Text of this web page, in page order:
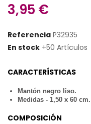
3,95 €
Referencia P32935
En stock +50 Artículos
CARACTERÍSTICAS
Mantón negro liso.
Medidas - 1,50 x 60 cm.
COMPOSICIÓN